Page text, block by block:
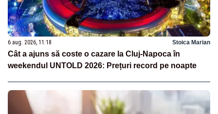
6 aug. 2026, 11:18 Stoica Marian
Cât a ajuns să coste o cazare la Cluj-Napoca în
weekendul UNTOLD 2026: Prețuri record pe noapte